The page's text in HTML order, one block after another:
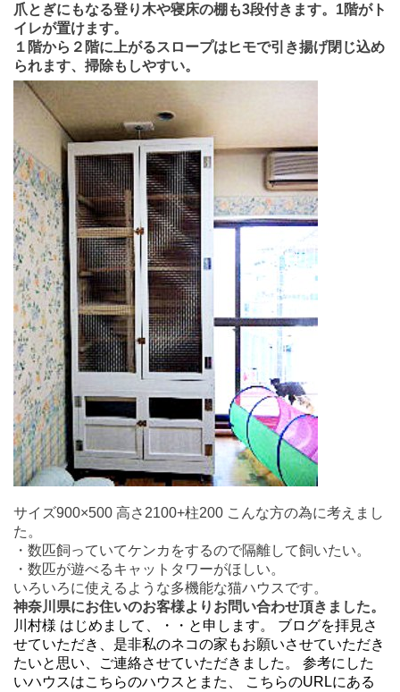
爪とぎにもなる登り木や寝床の棚も3段付きます。1階がト
イレが置けます。
１階から２階に上がるスロープはヒモで引き揚げ閉じ込め
られます、掃除もしやすい。
サイズ900×500 高さ2100+柱200 こんな方の為に考えまし
た。
・数匹飼っていてケンカをするので隔離して飼いたい。
・数匹が遊べるキャットタワーがほしい。
いろいろに使えるような多機能な猫ハウスです。
神奈川県にお住いのお客様よりお問い合わせ頂きました。
川村様 はじめまして、・・と申します。 ブログを拝見さ
せていただき、是非私のネコの家もお願いさせていただき
たいと思い、ご連絡させていただきました。 参考にした
いハウスはこちらのハウスとまた、 こちらのURLにある